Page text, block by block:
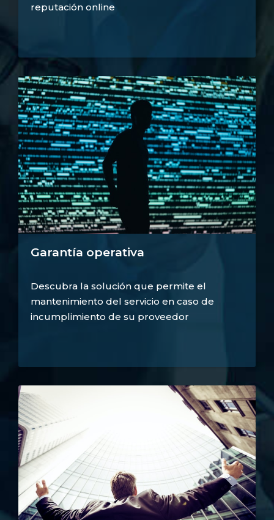
reputación online
Garantía operativa
Descubra la solución que permite el
mantenimiento del servicio en caso de
incumplimiento de su proveedor